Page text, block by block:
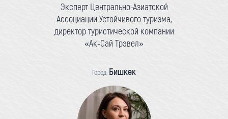
Эксперт Центрально-Азиатской
Ассоциации Устойчивого туризма,
директор туристической компании
«Ак-Сай Трэвел»
Город: Бишкек